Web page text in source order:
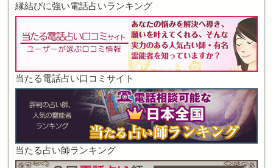
縁結びに強い電話占いランキング
当たる電話占い口コミサイト
当たる占い師ランキング